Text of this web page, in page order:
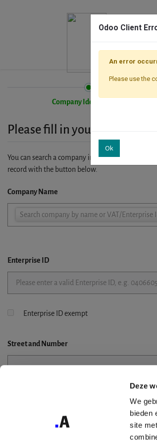
Deze
We
bieden
site
Company Identification
Please fill in your company
You can search a company in our database by
record with the button below.
Company Name
Search company by name or VAT/Enterprise
Company
Enterprise ID
Enterprise ID exempt
Streetand Number
Odoo Client
An error
Please use the
Ok